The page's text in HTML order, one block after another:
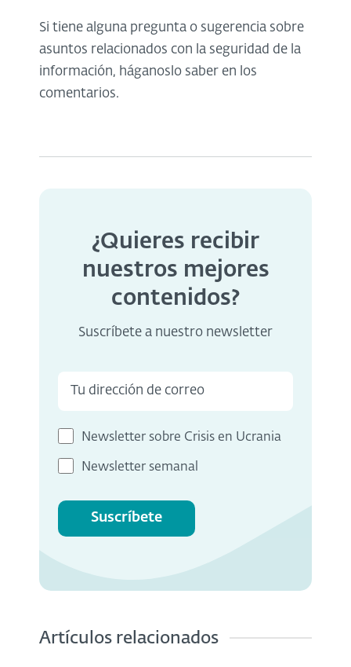
Si tiene alguna pregunta o sugerencia sobre
asuntos relacionados con la seguridad de la
información, háganoslo saber en los
comentarios.
¿Quieres recibir
nuestros mejores
contenidos?
Suscríbete a nuestro newsletter
Newsletter sobre Crisis en Ucrania
Newsletter semanal
Suscríbete
Artículos relacionados